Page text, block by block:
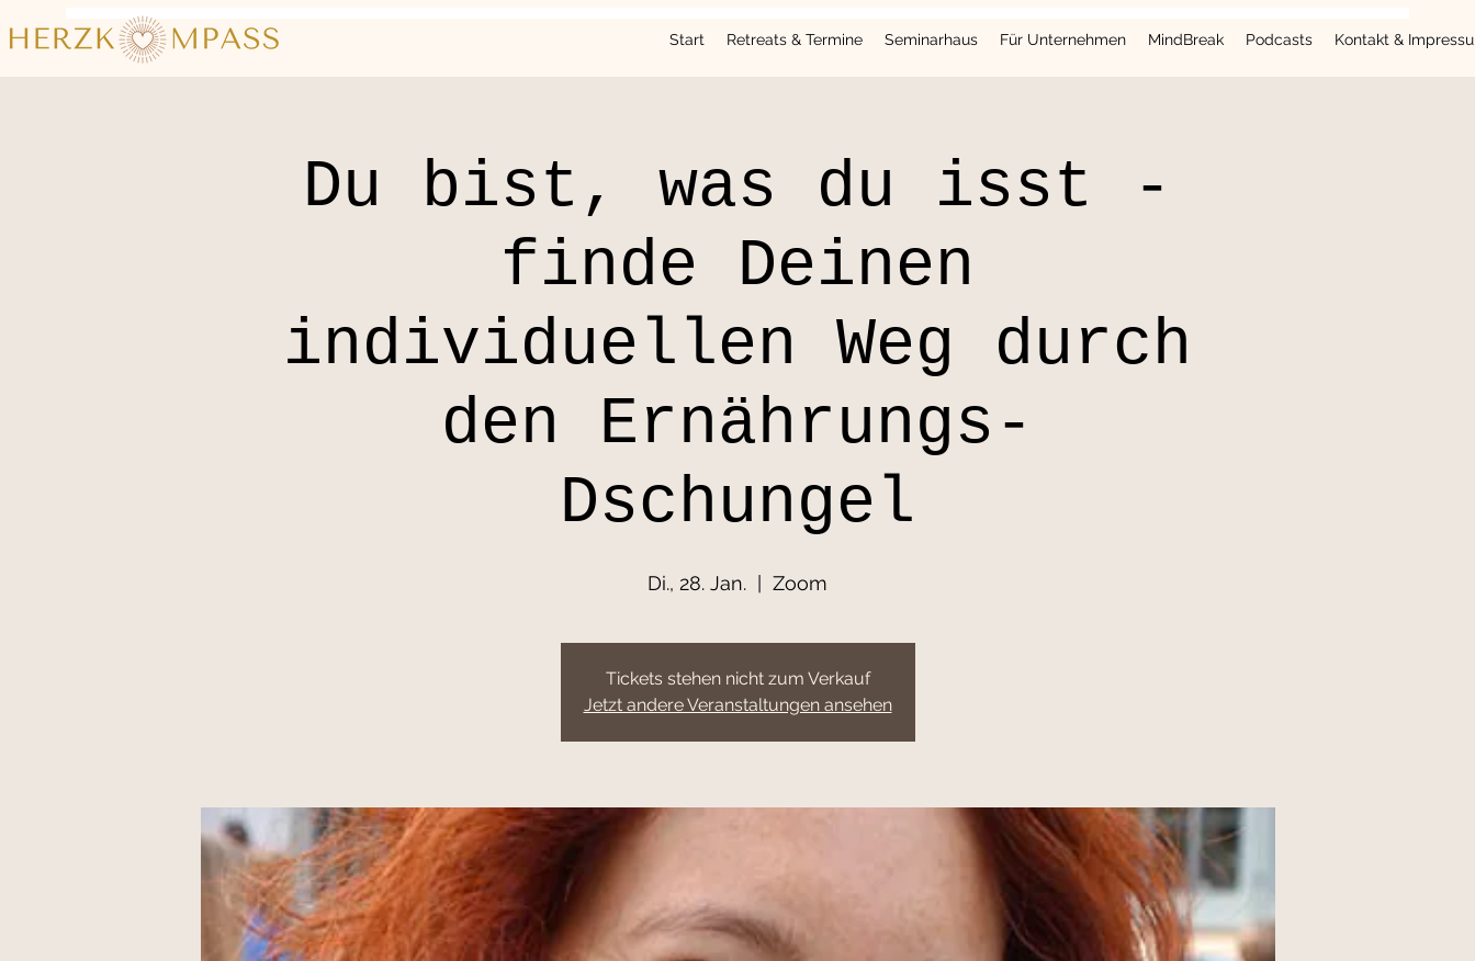
Start Retreats & Termine Seminarhaus Für Unternehmen MindBreak Podcasts Kontakt &
Du bist, was du isst -
finde Deinen
individuellen Weg durch
den Ernährungs-
Dschungel
Di., 28. Jan. Zoom
Tickets stehen nicht zum Verkauf
Jetzt andere Veranstaltungen ansehen